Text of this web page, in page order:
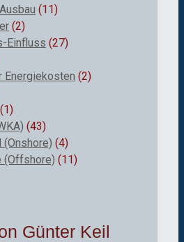
(11)
(2)
Einfluss (27)
Energiekosten (2)
(1)
(43)
(Onshore) (4)
(Offshore) (11)
Günter Keil